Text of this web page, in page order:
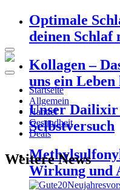
Optimale
deinen Schlaf
Kollagen –
uns ein
Unser Dailixir
Selbstversuch
Wirkung und
Startseite
Allgemein
Handel
Gesundheit
Deals
Weitere News